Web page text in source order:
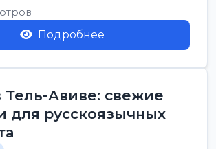
требу...
Подробнее
Тель-Авиве: свежие
для русскоязычных